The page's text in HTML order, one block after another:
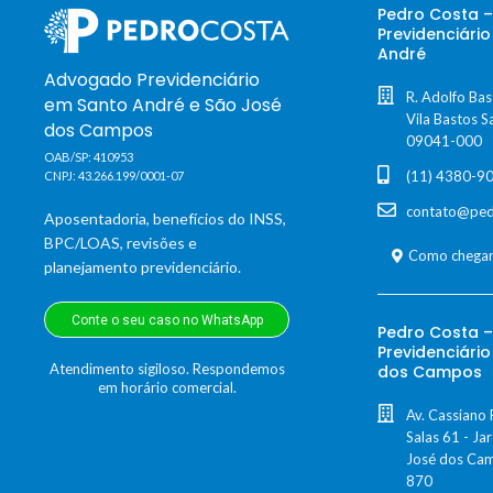
Advogado Previdenciário
em Santo André e São José
dos Campos
OAB/SP: 410953
CNPJ: 43.266.199/0001-07
Aposentadoria, benefícios do INSS,
BPC/LOAS, revisões e
planejamento previdenciário.
Conte o seu caso no WhatsApp
Atendimento sigiloso. Respondemos
em horário comercial.
Pedro Costa
André
R. Adolfo
Vila Bastos
09041-000
(11) 4380-
Como
Pedro Costa
dos Campos
Av. Cassiano
Salas 61 -
José dos
870